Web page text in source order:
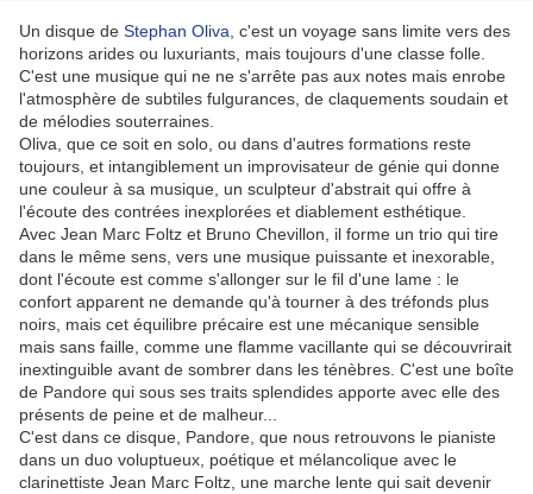
Un disque de Stephan Oliva , c'est un voyage sans limite vers des
horizons arides ou luxuriants, mais toujours d'une classe folle.
C'est une musique qui ne ne s'arrête pas aux notes mais enrobe
l'atmosphère de subtiles fulgurances, de claquements soudain et
de mélodies souterraines.
Oliva, que ce soit en solo, ou dans d'autres formations reste
toujours, et intangiblement un improvisateur de génie qui donne
une couleur à sa musique, un sculpteur d'abstrait qui offre à
l'écoute des contrées inexplorées et diablement esthétique.
Avec Jean Marc Foltz et Bruno Chevillon, il forme un trio qui tire
dans le même sens, vers une musique puissante et inexorable,
dont l'écoute est comme s'allonger sur le fil d'une lame : le
confort apparent ne demande qu'à tourner à des tréfonds plus
noirs, mais cet équilibre précaire est une mécanique sensible
mais sans faille, comme une flamme vacillante qui se découvrirait
inextinguible avant de sombrer dans les ténèbres. C'est une boîte
de Pandore qui sous ses traits splendides apporte avec elle des
présents de peine et de malheur...
C'est dans ce disque, Pandore, que nous retrouvons le pianiste
dans un duo voluptueux, poétique et mélancolique avec le
clarinettiste Jean Marc Foltz, une marche lente qui sait devenir